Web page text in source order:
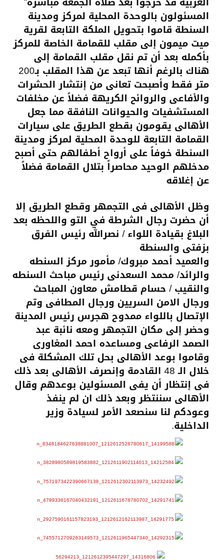
المسئولون بالوحدة المحلية لمركز ومدينة
السنطة قاموا بتحويل الملكة التابعة لقرية
ميت ميمون إلى مقلب للقمامة الخاصة للمركز
بأكمله بعد أن تم نقل مقلب القمامة إلى
هناك بالرغم أنها تبعد عن هذا المقلب بـ200
متر فقط وأصبحت تعانى من إنتشار الحشرات
والأفاعى والروائح الكريهة فضلاً عن مخلفات
المستشفيات والحيوانات النافقة مما جعل
الأهالى يقومون بقطع الطريق على سيارات
القمامة التابعة للوحدة المحلية لمركز ومدينة
السنطة خوفاً على أرواح أطفالهم حتى أصبح
مدخلهم الوحيد محاصراً بتلال القمامة فضلاً
عن إغلاقه
وظل الأهالى فى التجمهر وقطع الطريق إلا
أن حضرت رجال الشرطة في التو واللحظه بعد
البلاغ بقيادة اللواء / نصرالله رئيس الفرق
بزفتى والسنطة
والعميد أحمد مبروك/ مأمور مركز السنطه
والرائد/ محمد السعدنى رئيس مباحث السنطه
والنقيب / حسام قطامش معاون المباحث
ورجال الامن السريين ورجال المطافى وتم
الإتصال باللواء ممدوح هجرس رئيس المدينة
وحضر إلى مكان التجمهر ومعه نائبة عبد
الصمد الرفاعى ومساعده احمد المغاورى
وقاموا بوعد الأهالى بحل تلك المشكلة فى
خلال الـ 48 القادمة وإنصرف الأهالى بعد ذلك
فى إنتظار أن يفى المسئولين بوعدهم وقال
الأهالى سننتظر وبعد ذلك ان لم ينفذ
وعودكم لنا سنصعد الأمر لسيادة وزير
الداخلية.